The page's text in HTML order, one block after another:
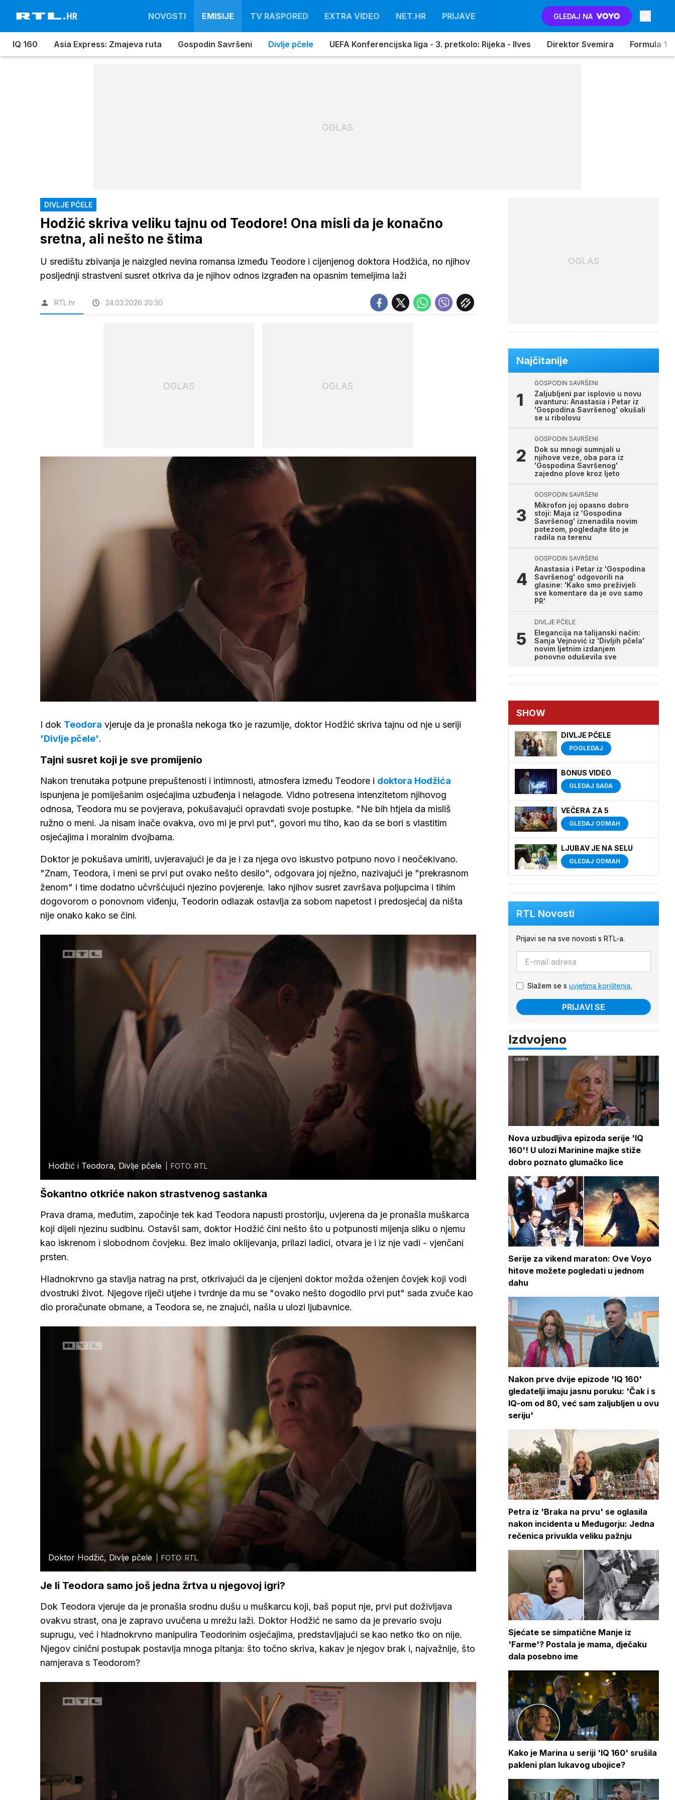
NOVOSTI EMISIJE TV RASPORED EXTRA VIDEO NET.HR PRIJAVE GLEDAJ NA
IQ 160 Asia Express: Zmajeva ruta Gospodin Savršeni Divlje pčele UEFA Konferencijska liga - 3. pretkolo: Rijeka - Ilves Direktor Svemira Formula 1
OGLAS
DIVLJE PČELE
Hodžić skriva veliku tajnu od Teodore! Ona misli da je konačno
sretna, ali nešto ne štima
U središtu zbivanja je naizgled nevina romansa između Teodore i cijenjenog doktora Hodžića, no njihov
posljednji strastveni susret otkriva da je njihov odnos izgrađen na opasnim temeljima laži
RTL.hr 24.03.2026 20:30
OGLAS OGLAS
zvuk
Loaded
100.00%
I dok Teodora vjeruje da je pronašla nekoga tko je razumije, doktor Hodžić skriva tajnu od nje u seriji
'Divlje pčele'.
Tajni susret koji je sve promijenio
Nakon trenutaka potpune prepuštenosti i intimnosti, atmosfera između Teodore i doktora Hodžića
ispunjena je pomiješanim osjećajima uzbuđenja i nelagode. Vidno potresena intenzitetom njihovog
odnosa, Teodora mu se povjerava, pokušavajući opravdati svoje postupke. "Ne bih htjela da misliš
ružno o meni. Ja nisam inače ovakva, ovo mi je prvi put", govori mu tiho, kao da se bori s vlastitim
osjećajima i moralnim dvojbama.
Doktor je pokušava umiriti, uvjeravajući je da je i za njega ovo iskustvo potpuno novo i neočekivano.
"Znam, Teodora, i meni se prvi put ovako nešto desilo", odgovara joj nježno, nazivajući je "prekrasnom
ženom" i time dodatno učvršćujući njezino povjerenje. Iako njihov susret završava poljupcima i tihim
dogovorom o ponovnom viđenju, Teodorin odlazak ostavlja za sobom napetost i predosjećaj da ništa
nije onako kako se čini.
Hodžić i Teodora, Divlje pčele FOTO: RTL
Šokantno otkriće nakon strastvenog sastanka
Prava drama, međutim, započinje tek kad Teodora napusti prostoriju, uvjerena da je pronašla muškarca
koji dijeli njezinu sudbinu. Ostavši sam, doktor Hodžić čini nešto što u potpunosti mijenja sliku o njemu
kao iskrenom i slobodnom čovjeku. Bez imalo oklijevanja, prilazi ladici, otvara je i iz nje vadi - vjenčani
prsten.
Hladnokrvno ga stavlja natrag na prst, otkrivajući da je cijenjeni doktor možda oženjen čovjek koji vodi
dvostruki život. Njegove riječi utjehe i tvrdnje da mu se "ovako nešto dogodilo prvi put" sada zvuče kao
dio proračunate obmane, a Teodora se, ne znajući, našla u ulozi ljubavnice.
Doktor Hodžić, Divlje pčele FOTO: RTL
Je li Teodora samo još jedna žrtva u njegovoj igri?
Dok Teodora vjeruje da je pronašla srodnu dušu u muškarcu koji, baš poput nje, prvi put doživljava
ovakvu strast, ona je zapravo uvučena u mrežu laži. Doktor Hodžić ne samo da je prevario svoju
suprugu, već i hladnokrvno manipulira Teodorinim osjećajima, predstavljajući se kao netko tko on nije.
Njegov cinični postupak postavlja mnoga pitanja: što točno skriva, kakav je njegov brak i, najvažnije, što
namjerava s Teodorom?
OGLAS
Najčitanije
GOSPODIN SAVRŠENI
Zaljubljeni par isplovio u novu
avanturu: Anastasia i Petar iz
'Gospodina Savršenog' okušali
se u ribolovu
GOSPODIN SAVRŠENI
Dok su mnogi sumnjali u
njihove veze, oba para iz
'Gospodina Savršenog'
zajedno plove kroz ljeto
GOSPODIN SAVRŠENI
Mikrofon joj opasno dobro
stoji: Maja iz 'Gospodina
Savršenog' iznenadila novim
potezom, pogledajte što je
radila na terenu
GOSPODIN SAVRŠENI
Anastasia i Petar iz 'Gospodina
Savršenog' odgovorili na
glasine: 'Kako smo preživjeli
sve komentare da je ovo samo
PR'
DIVLJE PČELE
Elegancija na talijanski način:
Sanja Vejnović iz 'Divljih pčela'
novim ljetnim izdanjem
ponovno oduševila sve
SHOW
DIVLJE PČELE
POGLEDAJ
BONUS VIDEO
GLEDAJ SADA
VEČERA ZA 5
GLEDAJ ODMAH
LJUBAV JE NA SELU
GLEDAJ ODMAH
RTL Novosti
Prijavi se na sve novosti s RTL-a.
Slažem se s uvjetima korištenja.
PRIJAVI SE
Izdvojeno
Nova uzbudljiva epizoda serije 'IQ
160'! U ulozi Marinine majke stiže
dobro poznato glumačko lice
Serije za vikend maraton: Ove Voyo
hitove možete pogledati u jednom
dahu
Nakon prve dvije epizode 'IQ 160'
gledatelji imaju jasnu poruku: 'Čak i s
IQ-om od 80, već sam zaljubljen u ovu
seriju'
Petra iz 'Braka na prvu' se oglasila
nakon incidenta u Međugorju: Jedna
rečenica privukla veliku pažnju
Sjećate se simpatične Manje iz
'Farme'? Postala je mama, dječaku
dala posebno ime
Kako je Marina u seriji 'IQ 160' srušila
pakleni plan lukavog ubojice?